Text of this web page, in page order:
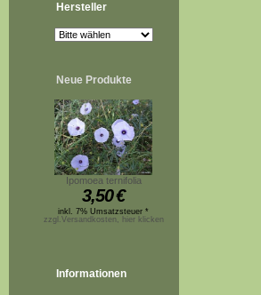
Hersteller
Neue Produkte
Ipomoea ternifolia
3,50€
inkl. 7% Umsatzsteuer *
zzgl.Versandkosten, hier klicken
Informationen